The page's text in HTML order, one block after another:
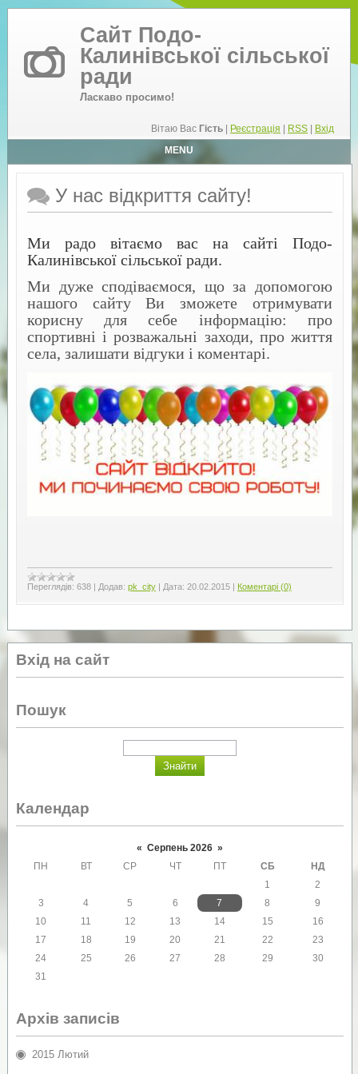
Сайт Подо-
Калинівської сільської
ради
Ласкаво просимо!
Вітаю Вас Гість Реєстрація RSS
Вхід
MENU
У нас відкриття сайту!
Ми радо вітаємо вас на сайті Подо-
Калинівської сільської ради.
Ми дуже сподіваємося, що за допомогою
нашого сайту Ви зможете отримувати
корисну для себе інформацію: про
спортивні і розважальні заходи, про життя
села, залишати відгуки і коментарі.
Переглядів: 638 | Додав: pk_city | Дата: 20.02.2015 | Коментарі (0)
Вхід на сайт
Пошук
Календар
« Серпень 2026 »
ПН
ВТ СР ЧТ ПТ СБ
НД
1
2
3
4 5 6 7 8
9
10
11 12 13 14 15
16
17
18 19 20 21 22
23
24
25 26 27 28 29
30
31
Архів записів
2015 Лютий